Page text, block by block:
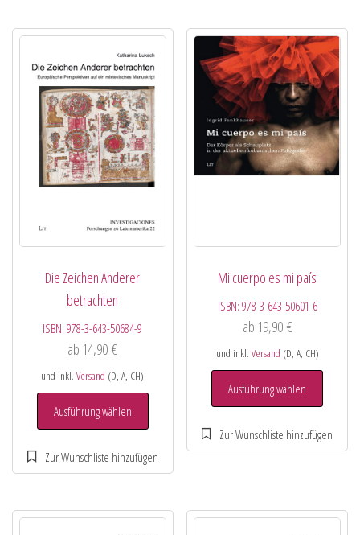
Die Zeichen Anderer
betrachten
ISBN:978-3-643-50684-9
ab 14,90€
und inkl.Versand (D, A, CH)
Ausführung wählen
Mi cuerpo es mi país
ISBN: 978-3-643-50601-6
ab 19,90 €
und inkl. Versand (D, A, CH)
Ausführung wählen